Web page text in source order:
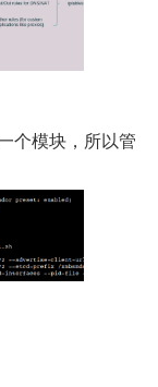
个模块，所以管